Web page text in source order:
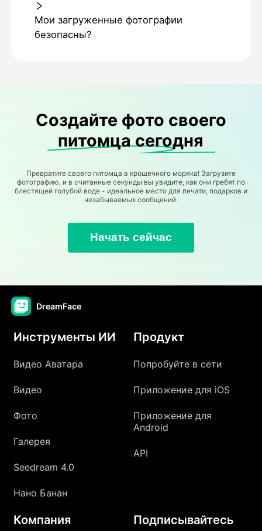
Мои загруженные фотографии
безопасны?
Создайте фото своего
питомца сегодня
Превратите своего питомца в крошечного моряка! Загрузите
фотографию, и в считанные секунды вы увидите, как они гребят по
блестящей голубой воде - идеальное место для печати, подарков и
незабываемых сообщений.
Начать сейчас
DreamFace
Инструменты ИИ
Видео Аватара
Видео
Фото
Галерея
Seedream 4.0
Нано Банан
Продукт
Попробуйте в сети
Приложение для iOS
Приложение для
Android
API
Компания Подписывайтесь